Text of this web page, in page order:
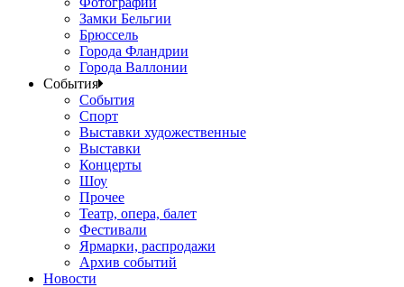
Замки Бельгии
Брюссель
Города Фландрии
Города Валлонии
События
События
Спорт
Выставки художественные
Выставки
Концерты
Шоу
Прочее
Театр, опера, балет
Фестивали
Ярмарки, распродажи
Архив событий
Новости